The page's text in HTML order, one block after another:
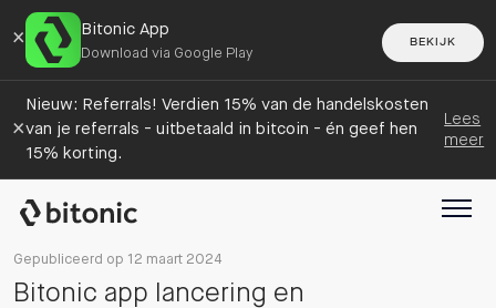
× Bitonic App
Download via Google Play
BEKIJK
×
Nieuw: Referrals! Verdien 15% van de handelskosten
van je referrals - uitbetaald in bitcoin - én geef hen
15% korting.
Lees
meer
Gepubliceerd op 12 maart 2024
Bitonic app lancering en